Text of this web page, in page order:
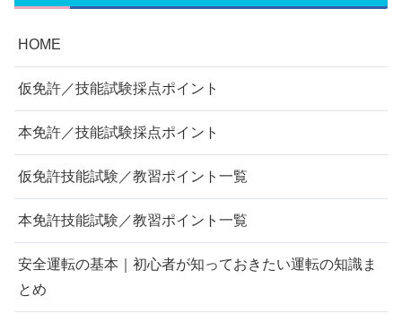
HOME
仮免許／技能試験採点ポイント
本免許／技能試験採点ポイント
仮免許技能試験／教習ポイント一覧
本免許技能試験／教習ポイント一覧
安全運転の基本｜初心者が知っておきたい運転の知識ま
とめ